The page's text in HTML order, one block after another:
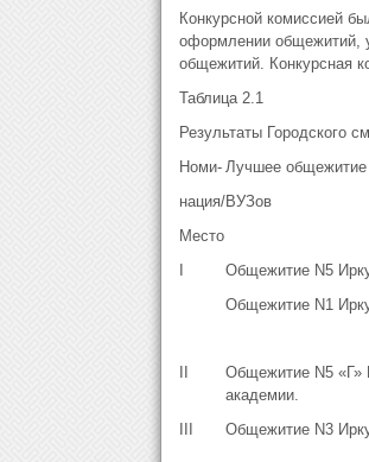
Конкурсной комиссией
оформлении общежитий,
общежитий. Конкурсная
Таблица 2.1
Результаты Городского
Номи-
нация/
Место
Лучшее общежитие
ВУЗов
Общежитие N5
Общежитие N1
Общежитие N5 «Г»
академии.
Общежитие N3